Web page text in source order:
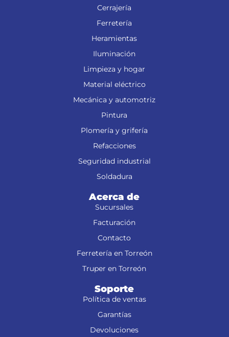
Cerrajería
Ferretería
Heramientas
Iluminación
Limpieza y hogar
Material eléctrico
Mecánica y automotriz
Pintura
Plomería y grifería
Refacciones
Seguridad industrial
Soldadura
Acerca de
Sucursales
Facturación
Contacto
Ferretería en Torreón
Truper en Torreón
Soporte
Política de ventas
Garantías
Devoluciones